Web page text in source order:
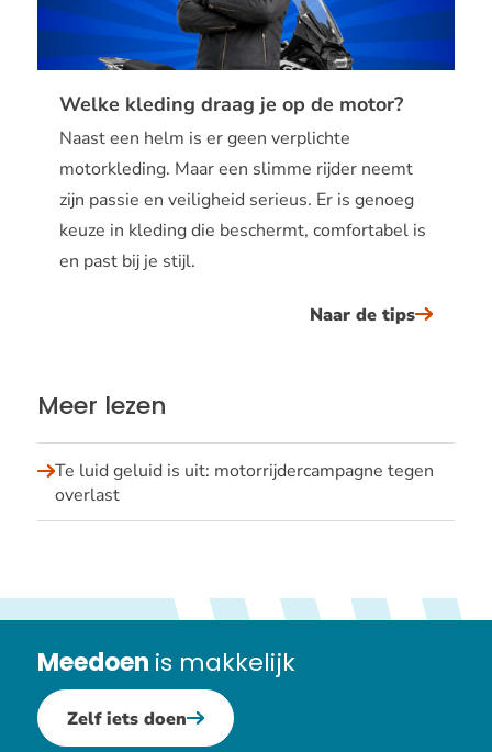
Welke kleding draag je op de motor?
Naast een helm is er geen verplichte
motorkleding. Maar een slimme rijder neemt
zijn passie en veiligheid serieus. Er is genoeg
keuze in kleding die beschermt, comfortabel is
en past bij je stijl.
Naar de tips
Meer lezen
Te luid geluid is uit: motorrijdercampagne tegen
overlast
Meedoen is makkelijk
Zelf iets doen